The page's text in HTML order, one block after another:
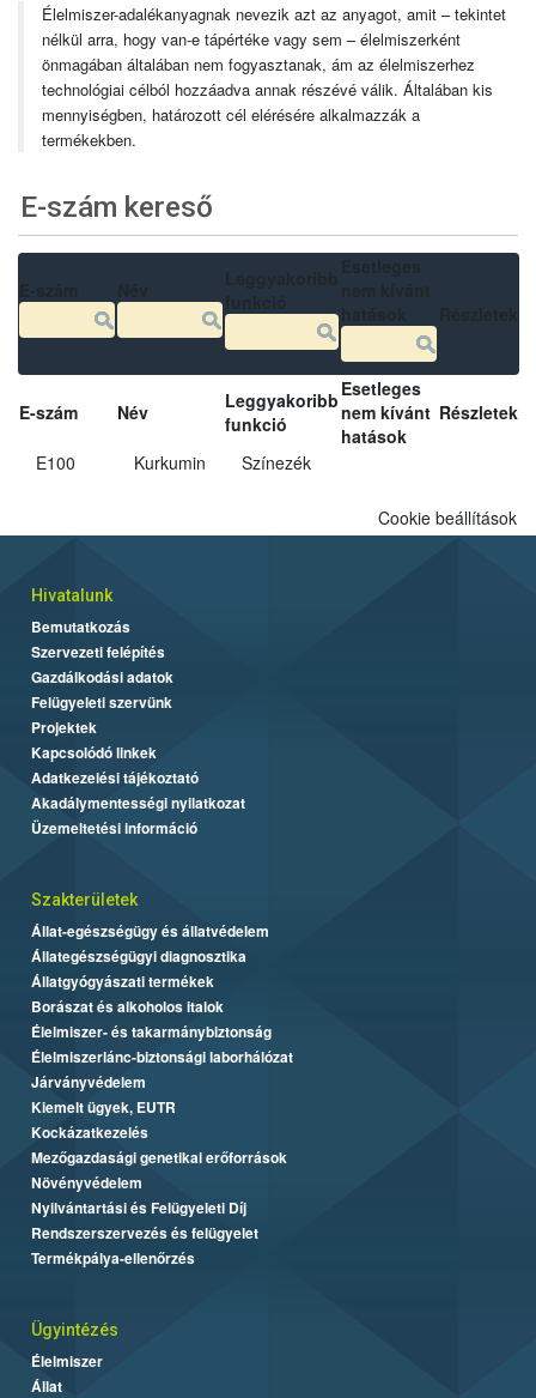
Élelmiszer-adalékanyagnak nevezik azt az anyagot, amit – tekintet
nélkül arra, hogy van-e tápértéke vagy sem – élelmiszerként
önmagában általában nem fogyasztanak, ám az élelmiszerhez
technológiai célból hozzáadva annak részévé válik. Általában kis
mennyiségben, határozott cél elérésére alkalmazzák a
termékekben.
E-szám kereső
E-szám Név
Leggyakoribb
funkció
Esetleges
nem kívánt
hatások
Részletek
E100 Kurkumin Színezék
Cookie beállítások
Hivatalunk
Bemutatkozás
Szervezeti felépítés
Gazdálkodási adatok
Felügyeleti szervünk
Projektek
Kapcsolódó linkek
Adatkezelési tájékoztató
Akadálymentességi nyilatkozat
Üzemeltetési információ
Szakterületek
Állat-egészségügy és állatvédelem
Állategészségügyi diagnosztika
Állatgyógyászati termékek
Borászat és alkoholos italok
Élelmiszer- és takarmánybiztonság
Élelmiszerlánc-biztonsági laborhálózat
Járványvédelem
Kiemelt ügyek, EUTR
Kockázatkezelés
Mezőgazdasági genetikai erőforrások
Növényvédelem
Nyilvántartási és Felügyeleti Díj
Rendszerszervezés és felügyelet
Termékpálya-ellenőrzés
Ügyintézés
Élelmiszer
Állat